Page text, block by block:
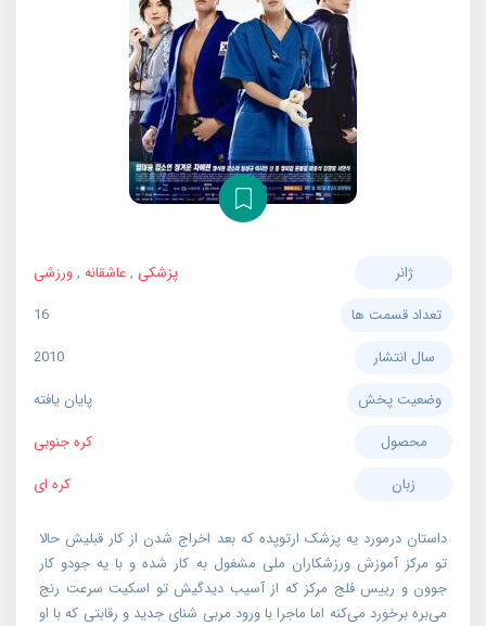
ژانر پزشکی ,عاشقانه ,ورزشی
تعداد قسمت ها
16
سال انتشار
2010
وضعیت پخش
پایان یافته
محصول
کره جنوبی
زبان
کره ای
داستان درمورد یه پزشک ارتوپده که بعد اخراج شدن از کار قبلیش حالا
تو مرکز آموزش ورزشکاران ملی مشغول به کار شده و با یه جودو کار
جوون و رییس فلج مرکز که از آسیب دیدگیش تو اسکیت سرعت رنج
می‌بره برخورد می‌کنه اما ماجرا با ورود مربی شنای جدید و رقابتی که با او